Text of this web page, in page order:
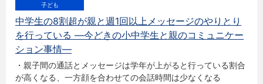
中学生の8割超が親と週1回以上メッセージのやりとり
を行っている ―今どきの小中学生と親のコミュニケー
ション事情―
・親子間の通話とメッセージは学年が上がると行っている割合
が高くなる、一方顔を合わせての会話時間は少なくなる